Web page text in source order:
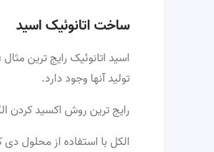
ساخت اتانوئیک اسید
اسید اتانوئیک رایج ترین مثال a است
تولید آنها وجود دارد.
رایج ترین روش اکسید کردن
الکل با استفاده از محلول